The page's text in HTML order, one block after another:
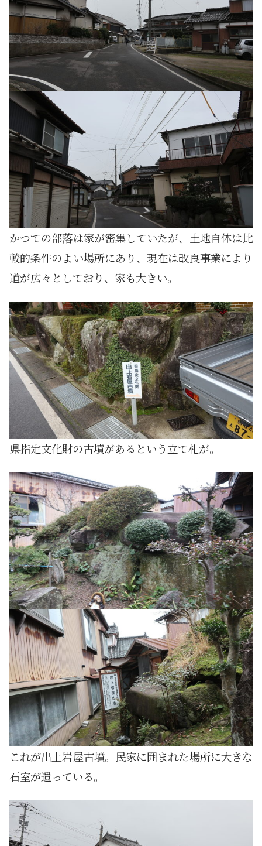
かつての部落は家が密集していたが、土地自体は比
較的条件のよい場所にあり、現在は改良事業により
道が広々としており、家も大きい。
県指定文化財の古墳があるという立て札が。
これが出上岩屋古墳。民家に囲まれた場所に大きな
石室が遺っている。